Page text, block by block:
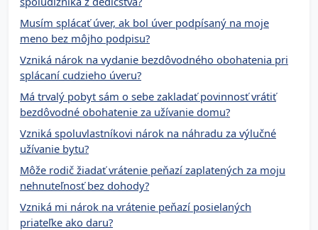
Musím splácať úver, ak bol úver podpísaný na moje
meno bez môjho podpisu?
Vzniká nárok na vydanie bezdôvodného obohatenia pri
splácaní cudzieho úveru?
Má trvalý pobyt sám o sebe zakladať povinnosť vrátiť
bezdôvodné obohatenie za užívanie domu?
Vzniká spoluvlastníkovi nárok na náhradu za výlučné
užívanie bytu?
Môže rodič žiadať vrátenie peňazí zaplatených za moju
nehnuteľnosť bez dohody?
Vzniká mi nárok na vrátenie peňazí posielaných
priateľke ako daru?